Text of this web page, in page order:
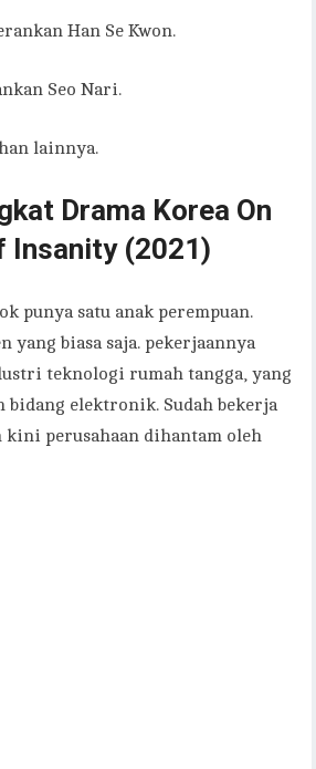
Han Se Kwon.
Seo Nari.
lainnya.
Drama Korea On
Insanity (2021)
punya satu anak perempuan.
yang biasa saja. pekerjaannya
teknologi rumah tangga, yang
bidang elektronik. Sudah bekerja
kini perusahaan dihantam oleh